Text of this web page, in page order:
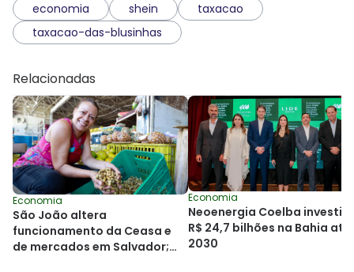
economia shein
taxacao
taxacao-das-blusinhas
Relacionadas
Economia
São João altera
funcionamento da Ceasa e
de mercados em Salvador;
Economia
Neoenergia Coelba investirá
R$ 24,7 bilhões na Bahia até
2030